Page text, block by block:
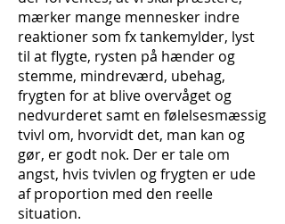
mærker mange mennesker indre
reaktioner som fx tankemylder, lyst
til at flygte, rysten på hænder og
stemme, mindreværd, ubehag,
frygten for at blive overvåget og
nedvurderet samt en følelsesmæssig
tvivl om, hvorvidt det, man kan og
gør, er godt nok. Der er tale om
angst, hvis tvivlen og frygten er ude
af proportion med den reelle
situation.